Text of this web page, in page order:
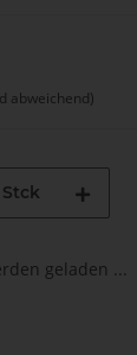
abweichend)
Stck
geladen ...